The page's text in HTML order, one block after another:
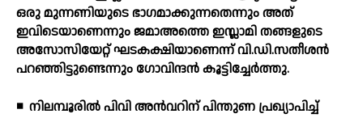
ഒരു മുന്നണിയുടെ ഭാഗമാക്കുന്നതെന്നും അത്
ഇവിടെയാണെന്നും ജമാഅത്തെ ഇസ്ലാമി തങ്ങളുടെ
അസോസിയേറ്റ് ഘടകക്ഷിയാണെന്ന് വി.ഡി.സതീശന്‍
പറഞ്ഞിട്ടുണ്ടെന്നും ഗോവിന്ദന്‍ കൂട്ടിച്ചേര്‍ത്തു.
◾ നിലമ്പൂരില്‍ പിവി അന്‍വറിന് പിന്തുണ പ്രഖ്യാപിച്ച്